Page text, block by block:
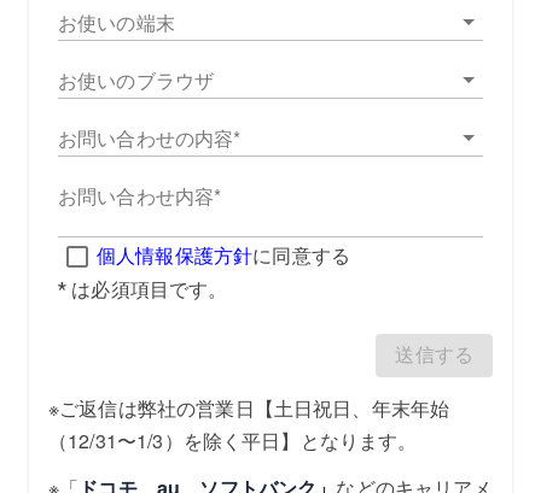
お使いの端末
お使いのブラウザ
お問い合わせの内容
お問い合わせ内容
個人情報保護方針に同意する
* は必須項目です。
送信する
※ご返信は弊社の営業日【土日祝日、年末年始
（12/31〜1/3）を除く平日】となります。